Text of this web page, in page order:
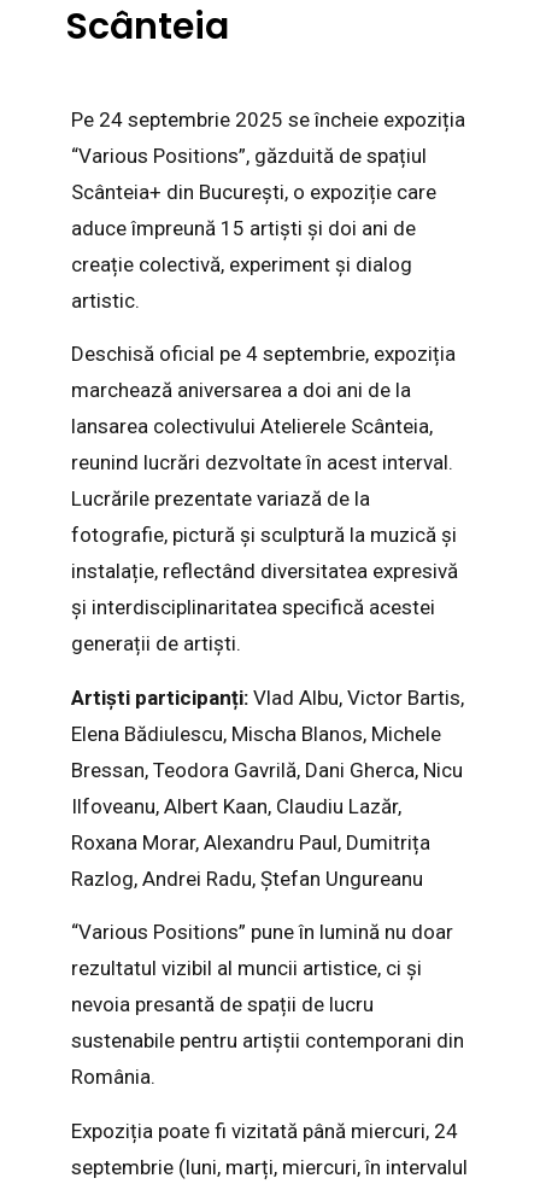
Scânteia
Pe 24 septembrie 2025 se încheie expoziția
“Various Positions”, găzduită de spațiul
Scânteia+ din București, o expoziție care
aduce împreună 15 artiști și doi ani de
creație colectivă, experiment și dialog
artistic.
Deschisă oficial pe 4 septembrie, expoziția
marchează aniversarea a doi ani de la
lansarea colectivului Atelierele Scânteia,
reunind lucrări dezvoltate în acest interval.
Lucrările prezentate variază de la
fotografie, pictură și sculptură la muzică și
instalație, reflectând diversitatea expresivă
și interdisciplinaritatea specifică acestei
generații de artiști.
Artiști participanți:Vlad Albu, Victor Bartis,
Elena Bădiulescu, Mischa Blanos, Michele
Bressan, Teodora Gavrilă, Dani Gherca, Nicu
Ilfoveanu, Albert Kaan, Claudiu Lazăr,
Roxana Morar, Alexandru Paul, Dumitrița
Razlog, Andrei Radu, Ștefan Ungureanu
“Various Positions” pune în lumină nu doar
rezultatul vizibil al muncii artistice, ci și
nevoia presantă de spații de lucru
sustenabile pentru artiștii contemporani din
România.
Expoziția poate fi vizitată până miercuri, 24
septembrie (luni, marți, miercuri, în intervalul